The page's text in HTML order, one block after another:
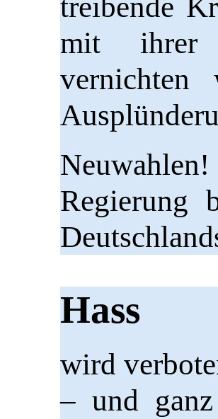
treibende
mit ihrer
Regierung
Hass
wird
– und